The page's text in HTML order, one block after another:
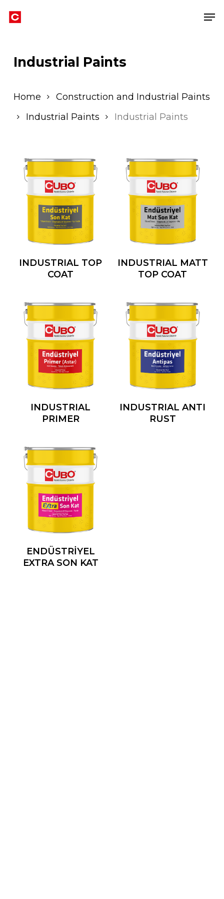
content
Industrial Paints
Home
Construction and Industrial Paints
Industrial Paints
Industrial Paints
INDUSTRIAL TOP
COAT
INDUSTRIAL MATT
TOP COAT
INDUSTRIAL
PRIMER
INDUSTRIAL ANTI
RUST
ENDÜSTRİYEL
EXTRA SON KAT